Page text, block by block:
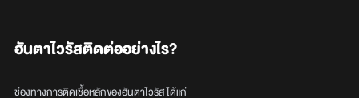
ฮันตาไวรัสติดต่ออย่างไร?
ช่องทางการติดเชื้อหลักของฮันตาไวรัส ได้แก่